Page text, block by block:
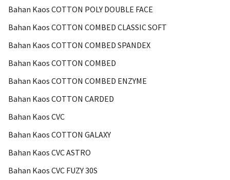
Bahan Kaos COTTON POLY DOUBLE FACE
Bahan Kaos COTTON COMBED CLASSIC SOFT
Bahan Kaos COTTON COMBED SPANDEX
Bahan Kaos COTTON COMBED
Bahan Kaos COTTON COMBED ENZYME
Bahan Kaos COTTON CARDED
Bahan Kaos CVC
Bahan Kaos COTTON GALAXY
Bahan Kaos CVC ASTRO
Bahan Kaos CVC FUZY 30S